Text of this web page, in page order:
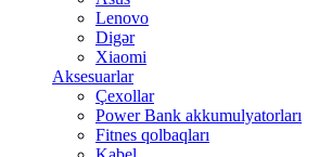
Lenovo
Digər
Xiaomi
Aksesuarlar
Çexollar
Power Bank akkumulyatorları
Fitnes qolbaqları